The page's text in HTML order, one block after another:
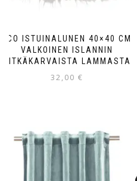
ECO ISTUINALUNEN 40×40 CM
VALKOINEN ISLANNIN
PITKÄKARVAISTA LAMMASTA
32,00 €